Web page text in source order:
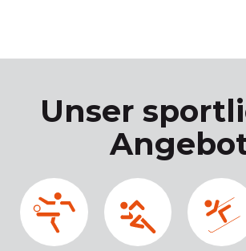
Unser